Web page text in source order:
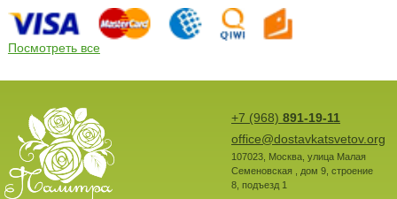
Посмотреть все
+7 (968) 891-19-11
office@dostavkatsvetov.org
107023, Москва, улица Малая
Семеновская , дом 9, строение
8, подъезд 1